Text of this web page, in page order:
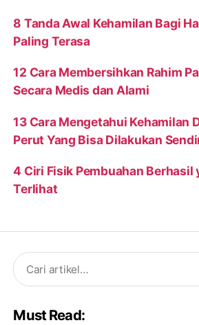
8 Tanda Awal Kehamilan Bagi
Paling Terasa
12 Cara Membersihkan Rahim
Secara Medis dan Alami
13 Cara Mengetahui Kehamilan
Perut Yang Bisa Dilakukan
4 Ciri Fisik Pembuahan Berhasil
Terlihat
Search
for:
Must Read: